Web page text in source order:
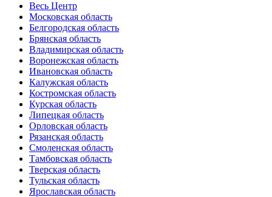
Весь Центр
Московская область
Белгородская область
Брянская область
Владимирская область
Воронежская область
Ивановская область
Калужская область
Костромская область
Курская область
Липецкая область
Орловская область
Рязанская область
Смоленская область
Тамбовская область
Тверская область
Тульская область
Ярославская область